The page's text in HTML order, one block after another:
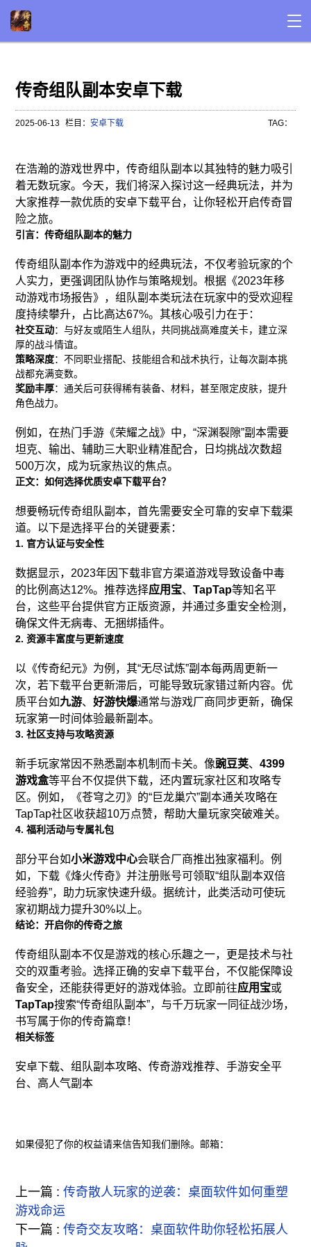
传奇组队副本安卓下载
2025-06-13 栏目：安卓下载 TAG：
在浩瀚的游戏世界中，传奇组队副本以其独特的魅力吸引
着无数玩家。今天，我们将深入探讨这一经典玩法，并为
大家推荐一款优质的安卓下载平台，让你轻松开启传奇冒
险之旅。
引言：传奇组队副本的魅力
传奇组队副本作为游戏中的经典玩法，不仅考验玩家的个
人实力，更强调团队协作与策略规划。根据《2023年移
动游戏市场报告》，组队副本类玩法在玩家中的受欢迎程
度持续攀升，占比高达67%。其核心吸引力在于：
社交互动：与好友或陌生人组队，共同挑战高难度关卡，建立深
厚的战斗情谊。
策略深度：不同职业搭配、技能组合和战术执行，让每次副本挑
战都充满变数。
奖励丰厚：通关后可获得稀有装备、材料，甚至限定皮肤，提升
角色战力。
例如，在热门手游《荣耀之战》中，“深渊裂隙”副本需要
坦克、输出、辅助三大职业精准配合，日均挑战次数超
500万次，成为玩家热议的焦点。
正文：如何选择优质安卓下载平台？
想要畅玩传奇组队副本，首先需要安全可靠的安卓下载渠
道。以下是选择平台的关键要素：
1. 官方认证与安全性
数据显示，2023年因下载非官方渠道游戏导致设备中毒
的比例高达12%。推荐选择应用宝、TapTap等知名平
台，这些平台提供官方正版资源，并通过多重安全检测，
确保文件无病毒、无捆绑插件。
2. 资源丰富度与更新速度
以《传奇纪元》为例，其“无尽试炼”副本每两周更新一
次，若下载平台更新滞后，可能导致玩家错过新内容。优
质平台如九游、好游快爆通常与游戏厂商同步更新，确保
玩家第一时间体验最新副本。
3. 社区支持与攻略资源
新手玩家常因不熟悉副本机制而卡关。像豌豆荚、4399
游戏盒等平台不仅提供下载，还内置玩家社区和攻略专
区。例如，《苍穹之刃》的“巨龙巢穴”副本通关攻略在
TapTap社区收获超10万点赞，帮助大量玩家突破难关。
4. 福利活动与专属礼包
部分平台如小米游戏中心会联合厂商推出独家福利。例
如，下载《烽火传奇》并注册账号可领取“组队副本双倍
经验券”，助力玩家快速升级。据统计，此类活动可使玩
家初期战力提升30%以上。
结论：开启你的传奇之旅
传奇组队副本不仅是游戏的核心乐趣之一，更是技术与社
交的双重考验。选择正确的安卓下载平台，不仅能保障设
备安全，还能获得更好的游戏体验。立即前往应用宝或
TapTap搜索“传奇组队副本”，与千万玩家一同征战沙场，
书写属于你的传奇篇章！
相关标签
安卓下载、组队副本攻略、传奇游戏推荐、手游安全平
台、高人气副本
如果侵犯了你的权益请来信告知我们删除。邮箱：
上一篇 :传奇散人玩家的逆袭：桌面软件如何重塑
游戏命运
下一篇 :传奇交友攻略：桌面软件助你轻松拓展人